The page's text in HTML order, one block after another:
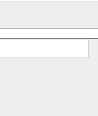
マの風
｜風水
学・易
立命講